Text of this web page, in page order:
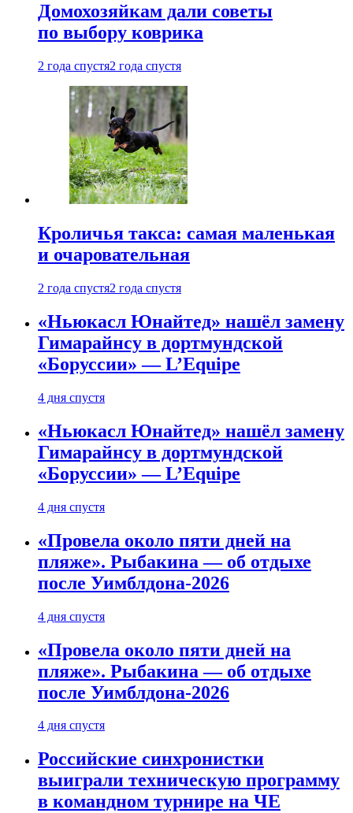
Домохозяйкам дали советы
по выбору коврика
2 года спустя2 года спустя
Кроличья такса: самая маленькая
и очаровательная
2 года спустя2 года спустя
«Ньюкасл Юнайтед» нашёл замену
Гимарайнсу в дортмундской
«Боруссии» — L’Equipe
4 дня спустя
«Ньюкасл Юнайтед» нашёл замену
Гимарайнсу в дортмундской
«Боруссии» — L’Equipe
4 дня спустя
«Провела около пяти дней на
пляже». Рыбакина — об отдыхе
после Уимблдона-2026
4 дня спустя
«Провела около пяти дней на
пляже». Рыбакина — об отдыхе
после Уимблдона-2026
4 дня спустя
Российские синхронистки
выиграли техническую программу
в командном турнире на ЧЕ